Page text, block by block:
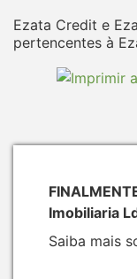
Ezata Credit e
pertencentes à
Imobiliaria
Saiba mais